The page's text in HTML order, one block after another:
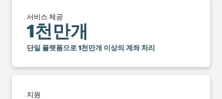
서비스 제공
1천만개
단일 플랫폼으로 1천만개 이상의 계좌 처리
지원